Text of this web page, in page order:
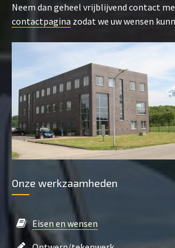
Neem dan geheel vrijblijvend contact
contactpagina zodat we uw wensen
Onze werkzaamheden
Eisen en wensen